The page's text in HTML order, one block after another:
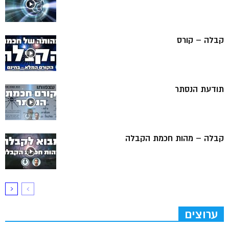
קבלה – קורס
תודעת הנסתר
קבלה – מהות חכמת הקבלה
ערוצים